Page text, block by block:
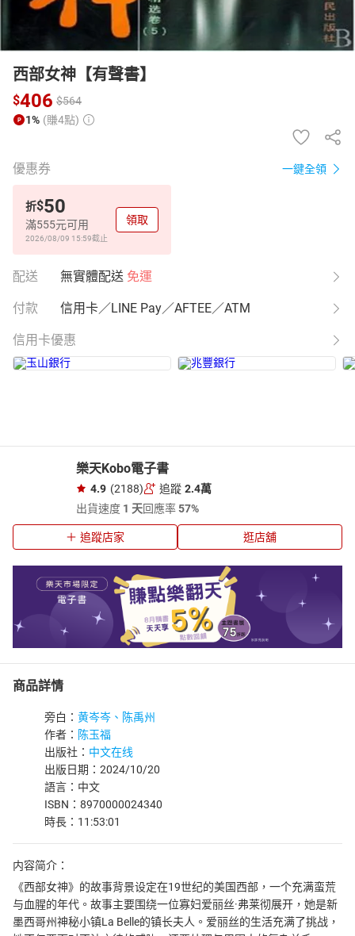
西部女神【有聲書】
$406 $564
1% (賺4點)
優惠券 一鍵全領
折$50
滿555元可用
2026/08/09 15:59截止
領取
配送 無實體配送 免運
付款 信用卡／LINE Pay／AFTEE／ATM
信用卡優惠
樂天Kobo電子書
4.9 (2188) 追蹤 2.4萬
出貨速度 1 天回應率57%
追蹤店家 逛店舖
商品詳情
旁白： 黄岑岑、陈禹州
作者： 陈玉福
出版社： 中文在线
出版日期：2024/10/20
語言：中文
ISBN：8970000024340
時長：11:53:01
内容简介：
《西部女神》的故事背景设定在19世纪的美国西部，一个充满蛮荒
与血腥的年代。故事主要围绕一位寡妇爱丽丝·弗莱彻展开，她是新
墨西哥州神秘小镇La Belle的镇长夫人。爱丽丝的生活充满了挑战，